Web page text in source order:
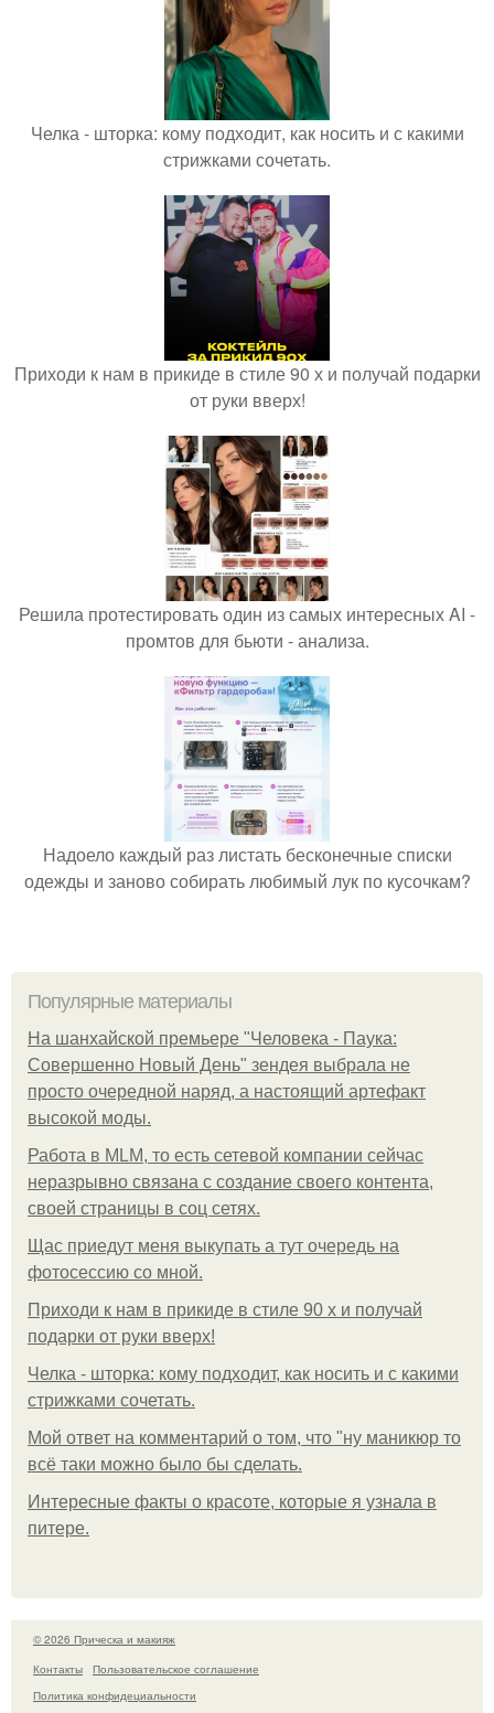
Челка - шторка: кому подходит, как носить и с какими
стрижками сочетать.
Приходи к нам в прикиде в стиле 90 х и получай подарки
от руки вверх!
Решила протестировать один из самых интересных AI -
промтов для бьюти - анализа.
Надоело каждый раз листать бесконечные списки
одежды и заново собирать любимый лук по кусочкам?
Популярные материалы
На шанхайской премьере "Человека - Паука:
Совершенно Новый День" зендея выбрала не
просто очередной наряд, а настоящий артефакт
высокой моды.
Работа в MLM, то есть сетевой компании сейчас
неразрывно связана с создание своего контента,
своей страницы в соц сетях.
Щас приедут меня выкупать а тут очередь на
фотосессию со мной.
Приходи к нам в прикиде в стиле 90 х и получай
подарки от руки вверх!
Челка - шторка: кому подходит, как носить и с какими
стрижками сочетать.
Мой ответ на комментарий о том, что "ну маникюр то
всё таки можно было бы сделать.
Интересные факты о красоте, которые я узнала в
питере.
© 2026 Прическа и макияж
Контакты
Пользовательское соглашение
Политика конфидециальности